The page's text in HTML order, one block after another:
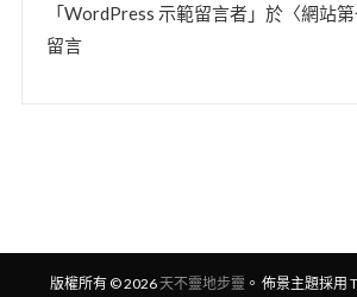
「WordPress 示範留言者」於〈網站
留言
版權所有 © 2026天不靈地步靈 。 佈景主題採用